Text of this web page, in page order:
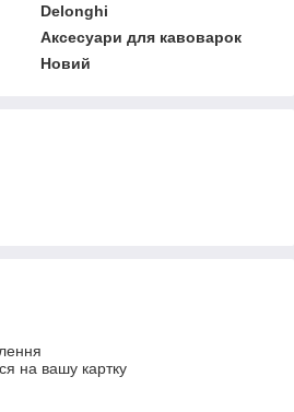
Delonghi
Аксесуари для кавоварок
Новий
на вашу картку